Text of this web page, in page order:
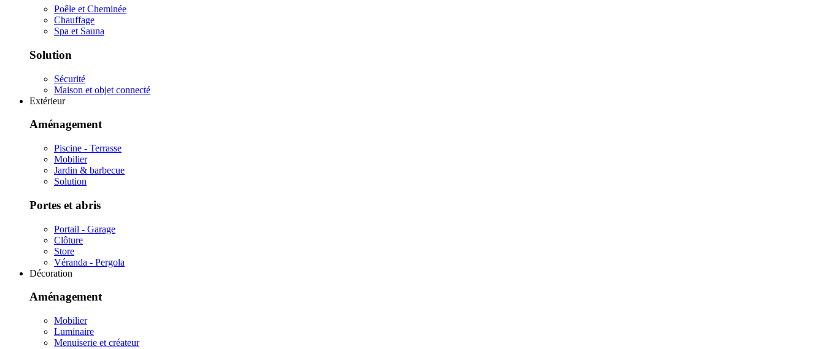
Poêle et Cheminée
Chauffage
Spa et Sauna
Solution
Sécurité
Maison et objet connecté
Extérieur
Aménagement
Piscine - Terrasse
Mobilier
Jardin & barbecue
Solution
Portes et abris
Portail - Garage
Clôture
Store
Véranda - Pergola
Décoration
Aménagement
Mobilier
Luminaire
Menuiserie et créateur